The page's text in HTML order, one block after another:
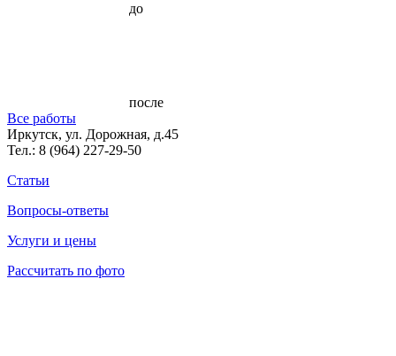
до
после
Все работы
Иркутск, ул. Дорожная, д.45
Тел.: 8 (964) 227-29-50
Статьи
Вопросы-ответы
Услуги и цены
Рассчитать по фото